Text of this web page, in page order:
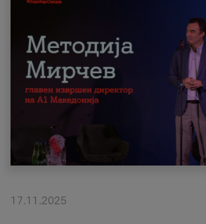
МК EN
Приватни Деловни
Поддршка
Надополни кредит
17.11.2025